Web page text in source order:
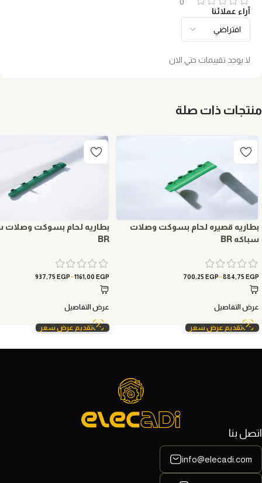
آراء عملائنا
لا يوجد تقييمات حتي الان
منتجات ذات صلة
بطاريه قصيره لحام بسوكت وصلات
سباكه BR
700,25 EGP–884,75 EGP
عرض التفاصيل
تقديم عرض سعر
بطاريه لحام بسوكت وصلات
BR
937,75 EGP–1161,00 EGP
عرض التفاصيل
تقديم عرض سعر
اتصل بنا
info@elecadi.com